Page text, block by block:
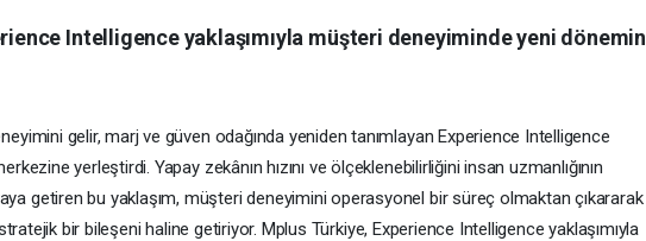
Intelligence yaklaşımıyla müşteri deneyiminde yeni dönemin
gelir, marj ve güven odağında yeniden tanımlayan Experience Intelligence
yerleştirdi. Yapay zekânın hızını ve ölçeklenebilirliğini insan uzmanlığının
getiren bu yaklaşım, müşteri deneyimini operasyonel bir süreç olmaktan çıkararak
bir bileşeni haline getiriyor. Mplus Türkiye, Experience Intelligence yaklaşımıyla